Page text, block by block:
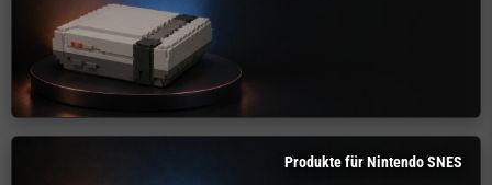
Produkte für Nintendo SNES